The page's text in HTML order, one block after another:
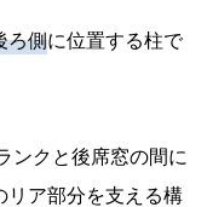
ろ側に位置する柱で
ンクと後席窓の間に
リア部分を支える構